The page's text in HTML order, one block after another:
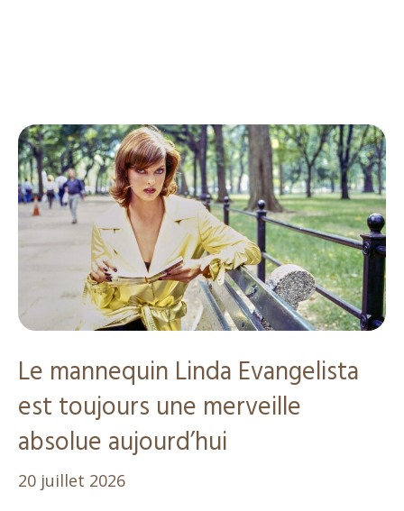
Le mannequin Linda Evangelista
est toujours une merveille
absolue aujourd’hui
20 juillet 2026